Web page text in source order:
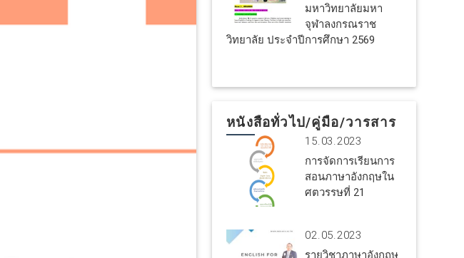
มหาวิทยาลัยมหา
จุฬาลงกรณราช
วิทยาลัย ประจำปีการศึกษา 2569
หนังสือทั่วไป/คู่มือ/วารสาร
15.03.2023
การจัดการเรียนการ
สอนภาษาอังกฤษใน
ศตวรรษที่ 21
02.05.2023
รายวิชาภาษาอังกฤษ